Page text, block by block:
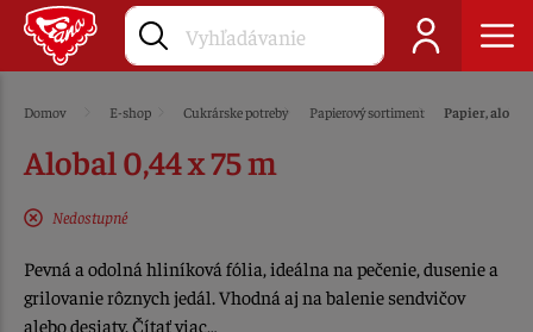
Domov E-shop Cukrárske potreby Papierový sortiment Papier, alobal
Alobal 0,44 x 75 m
Nedostupné
Pevná a odolná hliníková fólia, ideálna na pečenie, dusenie a
grilovanie rôznych jedál. Vhodná aj na balenie sendvičov
alebo desiaty.Čítať viac…